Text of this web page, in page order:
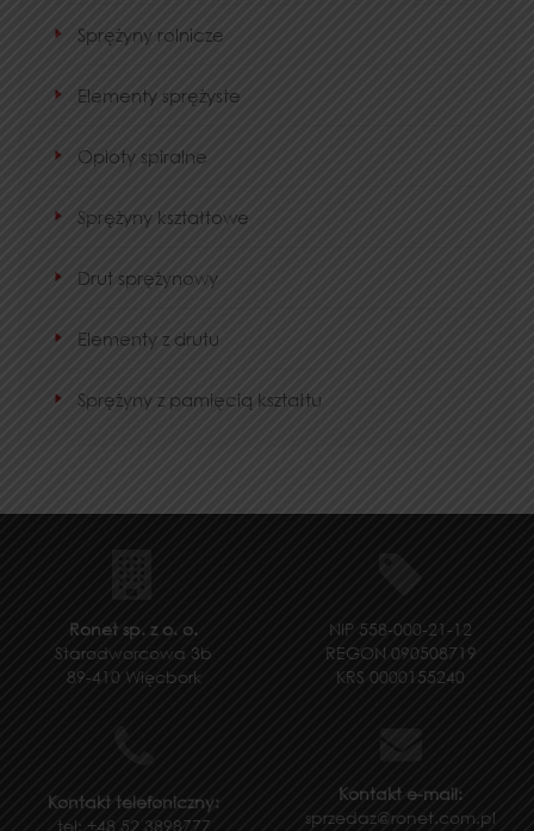
Sprężyny rolnicze
Elementy sprężyste
Oploty spiralne
Sprężyny kształtowe
Drut sprężynowy
Elementy z drutu
Sprężyny z pamięcią kształtu
Ronet sp. z o. o.
Starodworcowa 3b
89-410 Więcbork
NIP 558-000-21-12
REGON 090508719
KRS 0000155240
Kontakt telefoniczny:
tel: +48 52 3898777
Kontakt e-mail:
sprzedaz@ronet.com.pl